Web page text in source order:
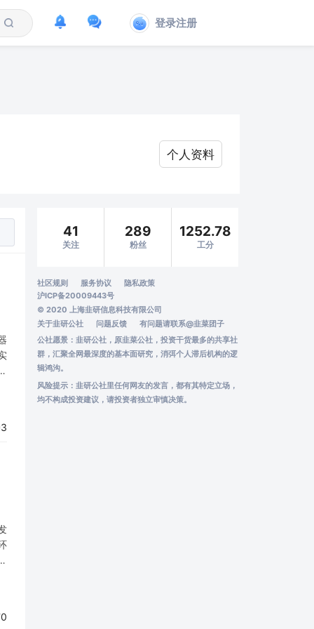
登录注册
个人资料
41
关注
289
粉丝
1252.78
工分
社区规则 服务协议
隐私政策
沪ICP备20009443号
© 2020 上海韭研信息科技有限公司
关于韭研公社
问题反馈 有问题请联系@韭菜团子
公社愿景：韭研公社，原韭菜公社，投资干货最多的共享社
群，汇聚全网最深度的基本面研究，消弭个人滞后机构的逻
辑鸿沟。
风险提示：韭研公社里任何网友的发言，都有其特定立场，
均不构成投资建议，请投资者独立审慎决策。